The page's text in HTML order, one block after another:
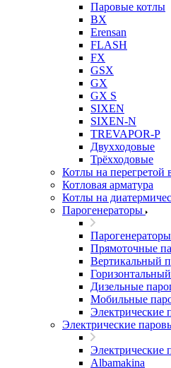
Паровые котлы
BX
Erensan
FLASH
FX
GSX
GX
GX S
SIXEN
SIXEN-N
TREVAPOR-P
Двухходовые
Трёхходовые
Котлы на перегретой
Котловая арматура
Котлы на
Парогенераторы
Парогенераторы
Прямоточные
Вертикальный
Дизельные
Мобильные
Электрические
Электрические
Электрические
Albamakina